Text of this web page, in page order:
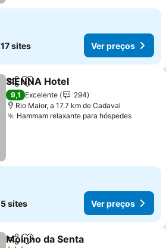
17 sites Ver preços
PartilharAdicionar aos favoritos
SIENNA Hotel
9,1 Excelente
294
Rio Maior, a 17.7 km de Cadaval
Hammam relaxante para hóspedes
5 sites Ver preços
PartilharAdicionar aos favoritos
Moinho da Senta